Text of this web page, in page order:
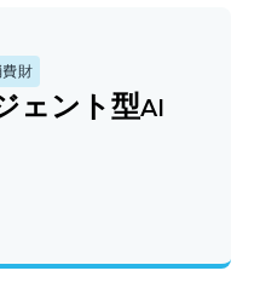
財
ェント型AI